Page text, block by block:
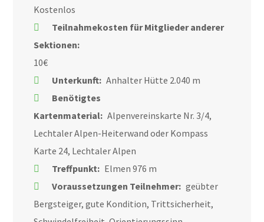
Kostenlos
Teilnahmekosten für Mitglieder anderer
Sektionen:
10€
Unterkunft: Anhalter Hütte 2.040 m
Benötigtes
Kartenmaterial: Alpenvereinskarte Nr. 3/4,
Lechtaler Alpen-Heiterwand oder Kompass
Karte 24, Lechtaler Alpen
Treffpunkt: Elmen 976 m
Voraussetzungen Teilnehmer: geübter
Bergsteiger, gute Kondition, Trittsicherheit,